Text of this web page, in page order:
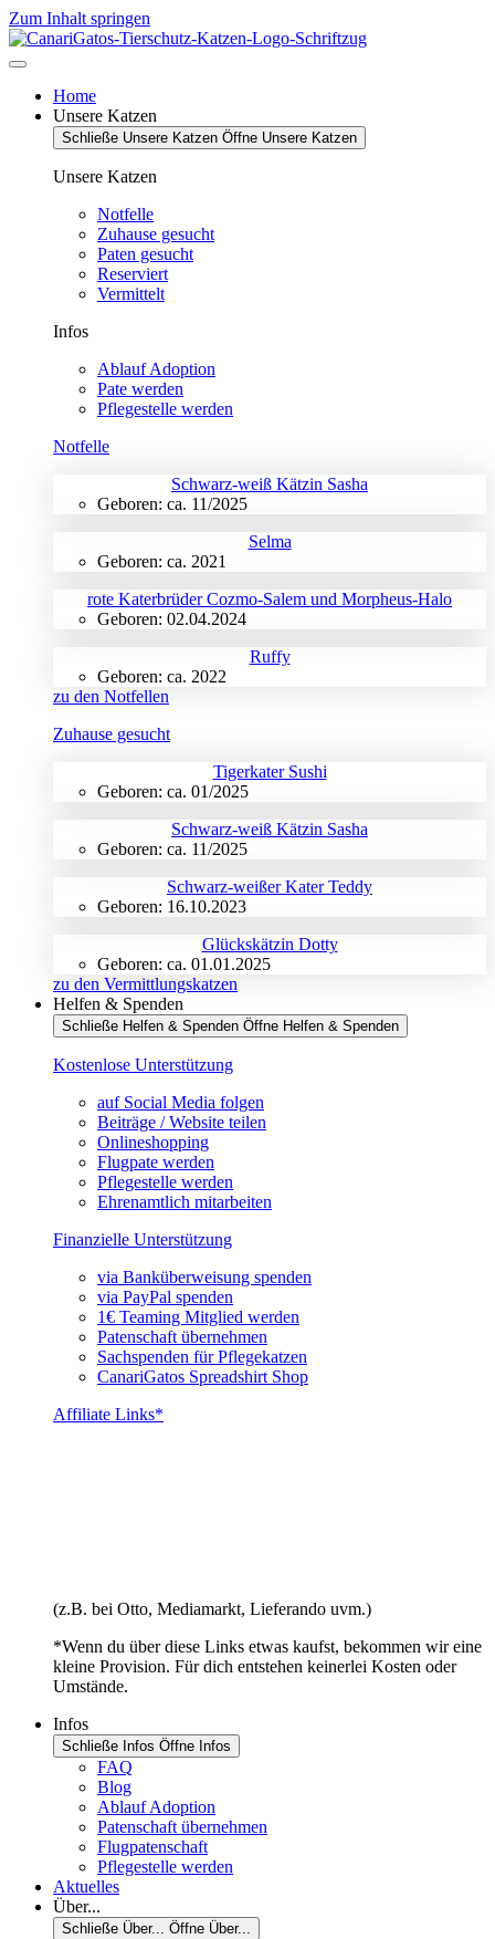
Zum Inhalt springen
Home
Unsere Katzen
Schließe Unsere Katzen Öffne Unsere Katzen
Unsere Katzen
Notfelle
Zuhause gesucht
Paten gesucht
Reserviert
Vermittelt
Infos
Ablauf Adoption
Pate werden
Pflegestelle werden
Notfelle
Schwarz-weiß Kätzin Sasha
Geboren: ca. 11/2025
Selma
Geboren: ca. 2021
rote Katerbrüder Cozmo-Salem und Morpheus-Halo
Geboren: 02.04.2024
Ruffy
Geboren: ca. 2022
zu den Notfellen
Zuhause gesucht
Tigerkater Sushi
Geboren: ca. 01/2025
Schwarz-weiß Kätzin Sasha
Geboren: ca. 11/2025
Schwarz-weißer Kater Teddy
Geboren: 16.10.2023
Glückskätzin Dotty
Geboren: ca. 01.01.2025
zu den Vermittlungskatzen
Helfen & Spenden
Schließe Helfen & Spenden Öffne Helfen & Spenden
Kostenlose Unterstützung
auf Social Media folgen
Beiträge / Website teilen
Onlineshopping
Flugpate werden
Pflegestelle werden
Ehrenamtlich mitarbeiten
Finanzielle Unterstützung
via Banküberweisung spenden
via PayPal spenden
1€ Teaming Mitglied werden
Patenschaft übernehmen
Sachspenden für Pflegekatzen
CanariGatos Spreadshirt Shop
Affiliate Links*
(z.B. bei Otto, Mediamarkt, Lieferando uvm.)
*Wenn du über diese Links etwas kaufst, bekommen wir eine
kleine Provision. Für dich entstehen keinerlei Kosten oder
Umstände.
Infos
Schließe Infos Öffne Infos
FAQ
Blog
Ablauf Adoption
Patenschaft übernehmen
Flugpatenschaft
Pflegestelle werden
Aktuelles
Über...
Schließe Über... Öffne Über...